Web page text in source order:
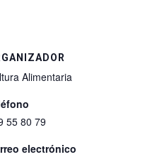
Alimentaria
55 80 79
electrónico